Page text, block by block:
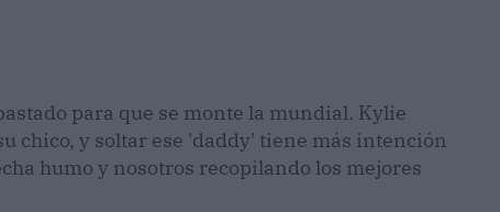
para que se monte la mundial. Kylie
chico, y soltar ese 'daddy' tiene más intención
humo y nosotros recopilando los mejores